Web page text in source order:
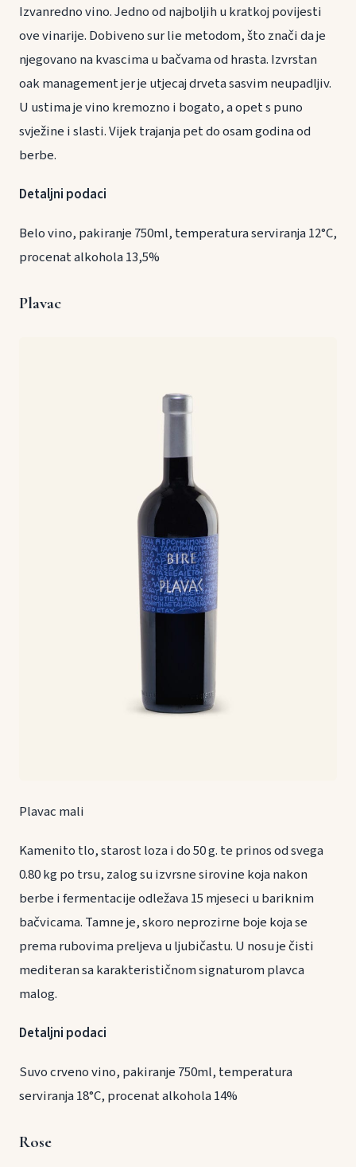
Izvanredno vino. Jedno od najboljih u kratkoj povijesti
ove vinarije. Dobiveno sur lie metodom, što znači da je
njegovano na kvascima u bačvama od hrasta. Izvrstan
oak management jer je utjecaj drveta sasvim neupadljiv.
U ustima je vino kremozno i bogato, a opet s puno
svježine i slasti. Vijek trajanja pet do osam godina od
berbe.
Detaljni podaci
Belo vino, pakiranje 750ml, temperatura serviranja 12°C,
procenat alkohola 13,5%
Plavac
Plavac mali
Kamenito tlo, starost loza i do 50 g. te prinos od svega
0.80 kg po trsu, zalog su izvrsne sirovine koja nakon
berbe i fermentacije odležava 15 mjeseci u bariknim
bačvicama. Tamne je, skoro neprozirne boje koja se
prema rubovima preljeva u ljubičastu. U nosu je čisti
mediteran sa karakterističnom signaturom plavca
malog.
Detaljni podaci
Suvo crveno vino, pakiranje 750ml, temperatura
serviranja 18°C, procenat alkohola 14%
Rose